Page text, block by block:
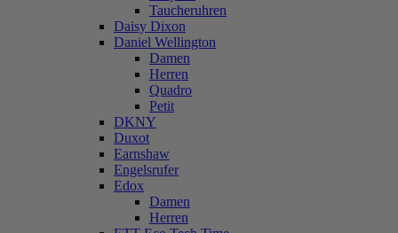
Taucheruhren
Daisy Dixon
Daniel Wellington
Damen
Herren
Quadro
Petit
DKNY
Duxot
Earnshaw
Engelsrufer
Edox
Damen
Herren